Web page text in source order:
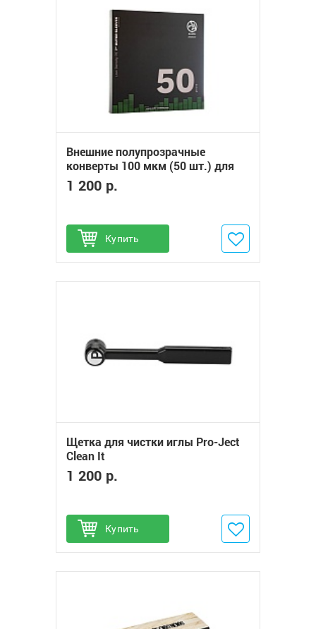
Внешние полупрозрачные
конверты 100 мкм (50 шт.) для
пластинок 7“ Audio Anatomy PE
LOW DENSITY OUTER SLEEVES
1 200 р.
Купить
Добавить в избранное
Щетка для чистки иглы Pro-Ject
Clean It
1 200 р.
Купить
Добавить в избранное